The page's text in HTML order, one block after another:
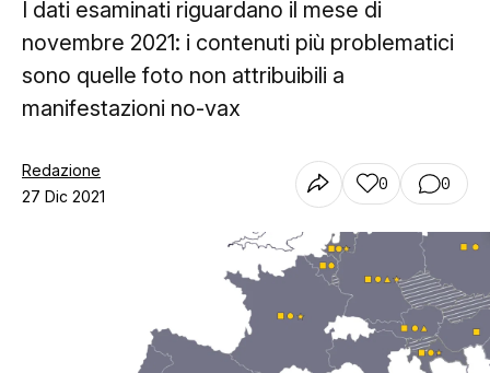
I dati esaminati riguardano il mese di
novembre 2021: i contenuti più problematici
sono quelle foto non attribuibili a
manifestazioni no-vax
Redazione
27 Dic 2021
0 0